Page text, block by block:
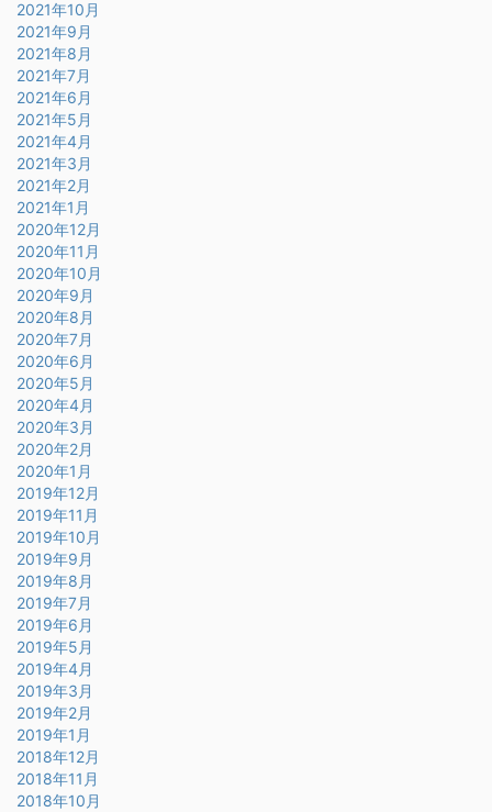
2021年10月
2021年9月
2021年8月
2021年7月
2021年6月
2021年5月
2021年4月
2021年3月
2021年2月
2021年1月
2020年12月
2020年11月
2020年10月
2020年9月
2020年8月
2020年7月
2020年6月
2020年5月
2020年4月
2020年3月
2020年2月
2020年1月
2019年12月
2019年11月
2019年10月
2019年9月
2019年8月
2019年7月
2019年6月
2019年5月
2019年4月
2019年3月
2019年2月
2019年1月
2018年12月
2018年11月
2018年10月